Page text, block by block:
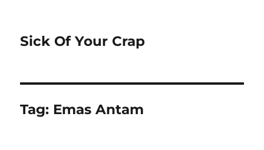
Sick Of Your Crap
Tag: Emas Antam